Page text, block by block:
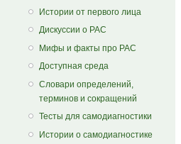
Истории от первого лица
Дискуссии о РАС
Мифы и факты про РАС
Доступная среда
Словари определений,
терминов и сокращений
Тесты для самодиагностики
Истории о самодиагностике